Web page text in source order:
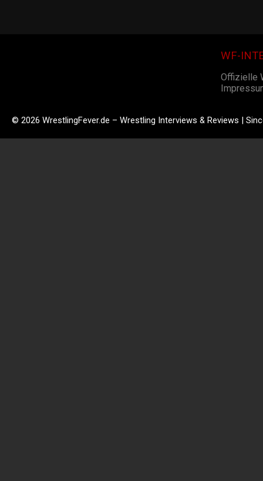
WF-
Offizielle
© 2026 WrestlingFever.de – Wrestling Interviews & Reviews |